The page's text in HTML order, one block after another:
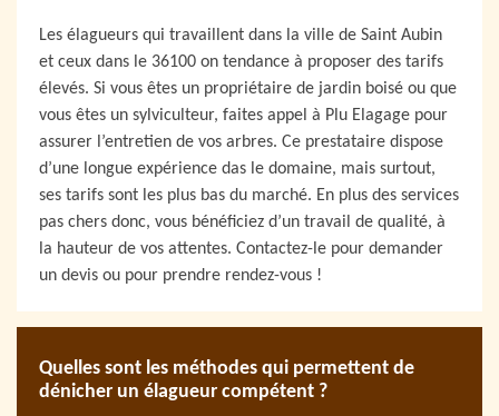
Les élagueurs qui travaillent dans la ville de Saint Aubin
et ceux dans le 36100 on tendance à proposer des tarifs
élevés. Si vous êtes un propriétaire de jardin boisé ou que
vous êtes un sylviculteur, faites appel à Plu Elagage pour
assurer l’entretien de vos arbres. Ce prestataire dispose
d’une longue expérience das le domaine, mais surtout,
ses tarifs sont les plus bas du marché. En plus des services
pas chers donc, vous bénéficiez d’un travail de qualité, à
la hauteur de vos attentes. Contactez-le pour demander
un devis ou pour prendre rendez-vous !
Quelles sont les méthodes qui permettent de
dénicher un élagueur compétent ?